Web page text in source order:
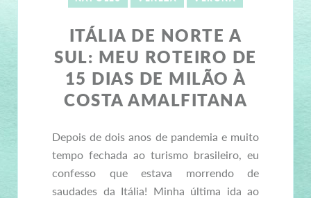
ITÁLIA DE NORTE A
SUL: MEU ROTEIRO DE
15 DIAS DE MILÃO À
COSTA AMALFITANA
Depois de dois anos de pandemia e muito
tempo fechada ao turismo brasileiro, eu
confesso que estava morrendo de
saudades da Itália! Minha última ida ao